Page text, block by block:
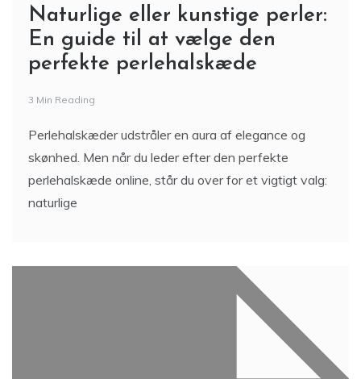
Naturlige eller kunstige perler:
En guide til at vælge den
perfekte perlehalskæde
3 Min Reading
Perlehalskæder udstråler en aura af elegance og
skønhed. Men når du leder efter den perfekte
perlehalskæde online, står du over for et vigtigt valg:
naturlige